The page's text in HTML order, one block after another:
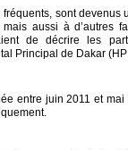
sont
aussi à d’autres
de décrire les
Principal de Dakar
entre juin 2011 et